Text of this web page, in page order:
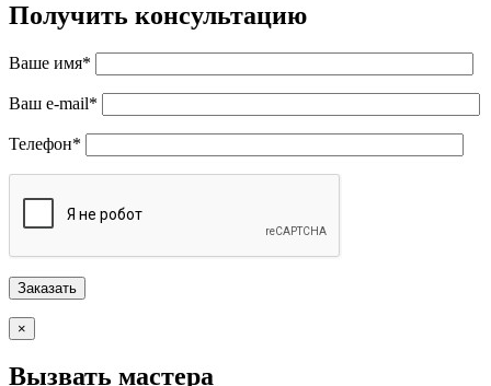
Получить консультацию
Ваше имя*
Ваш e-mail*
Телефон*
×
Вызвать мастера